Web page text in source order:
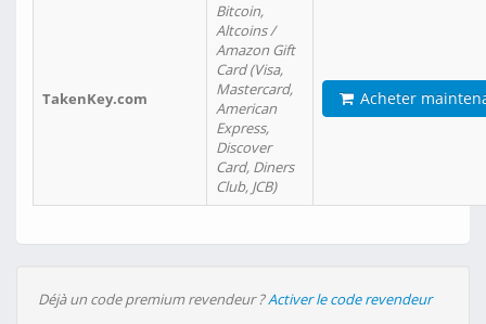
TakenKey.com
Bitcoin,
Altcoins /
Amazon Gift
Card (Visa,
Mastercard,
American
Express,
Discover
Card, Diners
Club, JCB)
Acheter
Déjà un code premium revendeur ?Activer le code revendeur